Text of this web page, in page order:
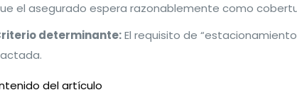
el asegurado espera razonablemente como
determinante:El requisito de